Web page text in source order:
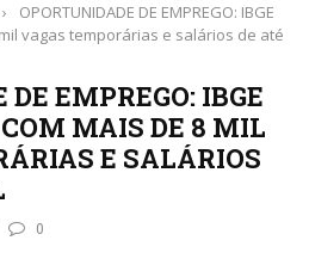
›
OPORTUNIDADE DE EMPREGO: IBGE
vagas temporárias e salários de até
EMPREGO: IBGE
MAIS DE 8 MIL
E SALÁRIOS
0